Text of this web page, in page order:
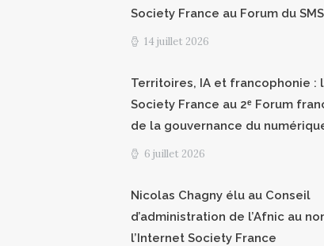
Society France au Forum du
14 juillet 2026
Territoires, IA et francophonie :
Society France au 2ᵉ Forum
de la gouvernance du
6 juillet 2026
Nicolas Chagny élu au Conseil
d’administration de l’Afnic au
l’Internet Society France